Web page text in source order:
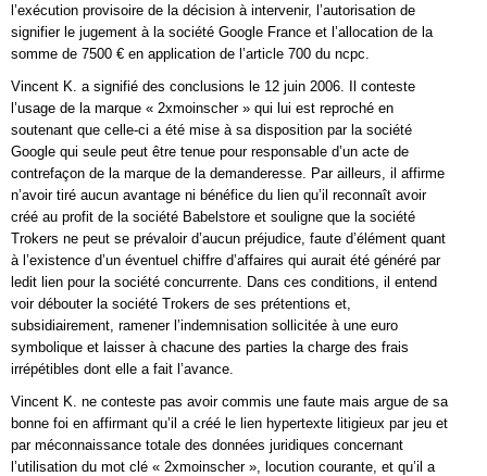
l’exécution provisoire de la décision à intervenir, l’autorisation de
signifier le jugement à la société Google France et l’allocation de la
somme de 7500 € en application de l’article 700 du ncpc.
Vincent K. a signifié des conclusions le 12 juin 2006. Il conteste
l’usage de la marque « 2xmoinscher » qui lui est reproché en
soutenant que celle-ci a été mise à sa disposition par la société
Google qui seule peut être tenue pour responsable d’un acte de
contrefaçon de la marque de la demanderesse. Par ailleurs, il affirme
n’avoir tiré aucun avantage ni bénéfice du lien qu’il reconnaît avoir
créé au profit de la société Babelstore et souligne que la société
Trokers ne peut se prévaloir d’aucun préjudice, faute d’élément quant
à l’existence d’un éventuel chiffre d’affaires qui aurait été généré par
ledit lien pour la société concurrente. Dans ces conditions, il entend
voir débouter la société Trokers de ses prétentions et,
subsidiairement, ramener l’indemnisation sollicitée à une euro
symbolique et laisser à chacune des parties la charge des frais
irrépétibles dont elle a fait l’avance.
Vincent K. ne conteste pas avoir commis une faute mais argue de sa
bonne foi en affirmant qu’il a créé le lien hypertexte litigieux par jeu et
par méconnaissance totale des données juridiques concernant
l’utilisation du mot clé « 2xmoinscher », locution courante, et qu’il a